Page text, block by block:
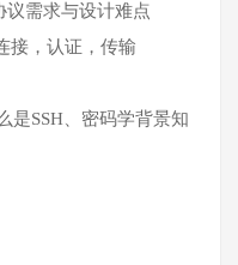
议需求与设计难点
接，认证，传输
是SSH、密码学背景知